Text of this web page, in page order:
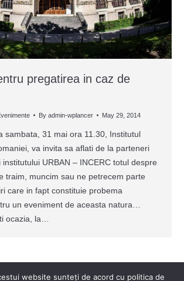
pregatirea in caz de
By admin-wplancer May 29, 2014
31 mai ora 11.30, Institutul
va invita sa aflati de la parteneri
institutului URBAN – INCERC totul despre
traim, muncim sau ne petrecem parte
care in fapt constituie probema
un eveniment de aceasta natura…
ocazia, la…
website sunteți de acord cu politica de